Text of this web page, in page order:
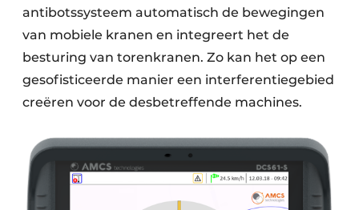
antibotssysteem automatisch de bewegingen
van mobiele kranen en integreert het de
besturing van torenkranen. Zo kan het op een
gesofisticeerde manier een interferentiegebied
creëren voor de desbetreffende machines.